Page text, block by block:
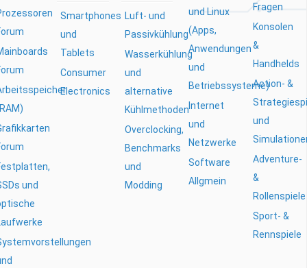
und
Smartphones
und
Tablets
Consumer
Electronics
Luft- und
Passivkühlung
Wasserkühlung
und
alternative
Kühlmethoden
Overclocking,
Benchmarks
und
Modding
und Linux
(Apps,
Anwendungen
und
Betriebssysteme)
Internet
und
Netzwerke
Software
Allgmein
Fragen
Konsolen
&
Handhelds
Action- &
und
Adventure-
&
Rollenspiele
Sport- &
Rennspiele